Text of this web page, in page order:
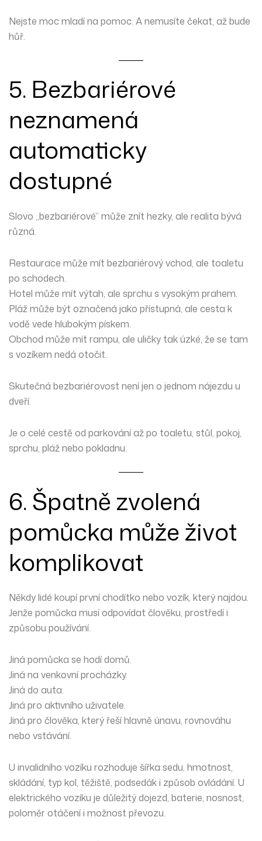
Nejste moc mladí na pomoc. A nemusíte čekat, až bude
hůř.
5. Bezbariérové
neznamená
automaticky
dostupné
Slovo „bezbariérové“ může znít hezky, ale realita bývá
různá.
Restaurace může mít bezbariérový vchod, ale toaletu
po schodech.
Hotel může mít výtah, ale sprchu s vysokým prahem.
Pláž může být označená jako přístupná, ale cesta k
vodě vede hlubokým pískem.
Obchod může mít rampu, ale uličky tak úzké, že se tam
s vozíkem nedá otočit.
Skutečná bezbariérovost není jen o jednom nájezdu u
dveří.
Je o celé cestě od parkování až po toaletu, stůl, pokoj,
sprchu, pláž nebo pokladnu.
6. Špatně zvolená
pomůcka může život
komplikovat
Někdy lidé koupí první chodítko nebo vozík, který najdou.
Jenže pomůcka musí odpovídat člověku, prostředí i
způsobu používání.
Jiná pomůcka se hodí domů.
Jiná na venkovní procházky.
Jiná do auta.
Jiná pro aktivního uživatele.
Jiná pro člověka, který řeší hlavně únavu, rovnováhu
nebo vstávání.
U invalidního vozíku rozhoduje šířka sedu, hmotnost,
skládání, typ kol, těžiště, podsedák i způsob ovládání. U
elektrického vozíku je důležitý dojezd, baterie, nosnost,
poloměr otáčení i možnost převozu.